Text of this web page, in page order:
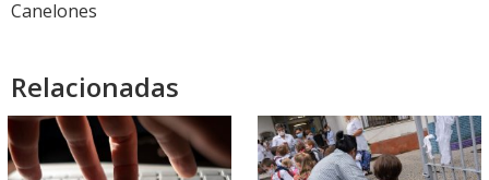
Canelones
Relacionadas